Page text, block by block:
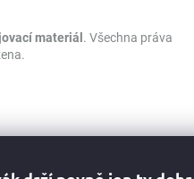
materiál . Všechna práva